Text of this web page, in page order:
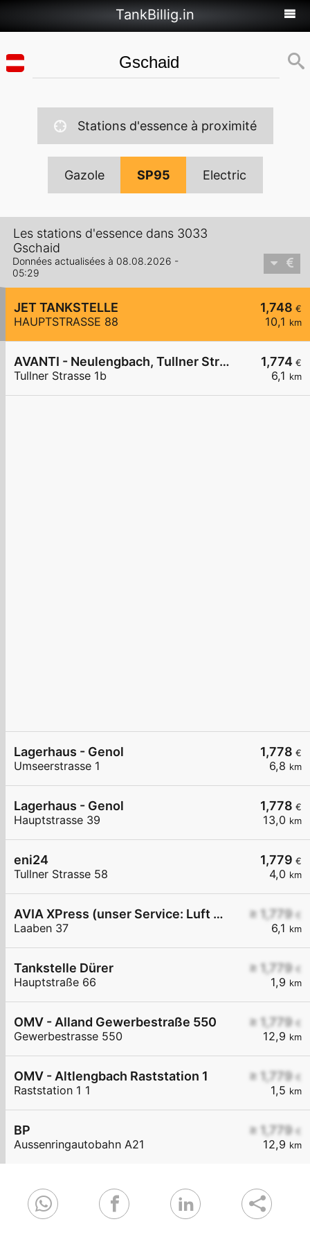
TankBillig.in
Stations d'essence à proximité
Gazole SP95 Electric
Les stations d'essence dans 3033
Gschaid
Données actualisées à 08.08.2026 -
05:29
1,748 €
10,1 km
JET TANKSTELLE
HAUPTSTRASSE 88
1,774 €
6,1 km
AVANTI - Neulengbach, Tullner Straße 1b
Tullner Strasse 1b
1,778 €
6,8 km
Lagerhaus - Genol
Umseerstrasse 1
1,778 €
13,0 km
Lagerhaus - Genol
Hauptstrasse 39
1,779 €
4,0 km
eni24
Tullner Strasse 58
≥ 1,779 €
6,1 km
AVIA XPress (unser Service: Luft und Wasser)
Laaben 37
≥ 1,779 €
1,9 km
Tankstelle Dürer
Hauptstraße 66
≥ 1,779 €
12,9 km
OMV - Alland Gewerbestraße 550
Gewerbestrasse 550
≥ 1,779 €
1,5 km
OMV - Altlengbach Raststation 1
Raststation 1 1
≥ 1,779 €
12,9 km
BP
Aussenringautobahn A21